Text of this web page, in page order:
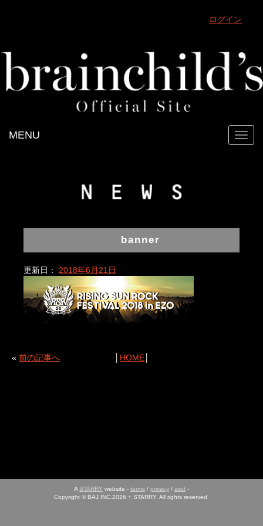
ログイン
MENU
banner
更新日： 2018年6月21日
« 前の記事へ HOME
A STARRY website - terms / privacy / asct -
Copyright © BAJ INC.2026 + STARRY. All rights reserved.